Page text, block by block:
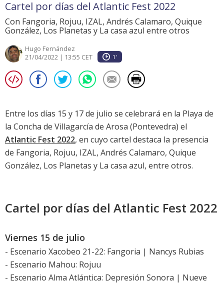
Cartel por días del Atlantic Fest 2022
Con Fangoria, Rojuu, IZAL, Andrés Calamaro, Quique
González, Los Planetas y La casa azul entre otros
Hugo Fernández
21/04/2022 | 13:55 CET
1'
Entre los días 15 y 17 de julio se celebrará en la Playa de
la Concha de Villagarcía de Arosa (Pontevedra) el
Atlantic Fest 2022, en cuyo cartel destaca la presencia
de Fangoria, Rojuu, IZAL, Andrés Calamaro, Quique
González, Los Planetas y La casa azul, entre otros.
Cartel por días del Atlantic Fest 2022
Viernes 15 de julio
- Escenario Xacobeo 21-22: Fangoria | Nancys Rubias
- Escenario Mahou: Rojuu
- Escenario Alma Atlántica: Depresión Sonora | Nueve